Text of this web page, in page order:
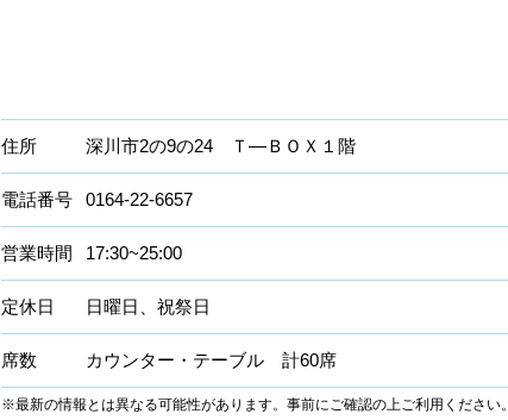
住所 深川市2の9の24 Ｔ―ＢＯＸ１階
電話番号 0164-22-6657
営業時間 17:30~25:00
定休日 日曜日、祝祭日
席数 カウンター・テーブル 計60席
※最新の情報とは異なる可能性があります。事前にご確認の上ご利用ください。